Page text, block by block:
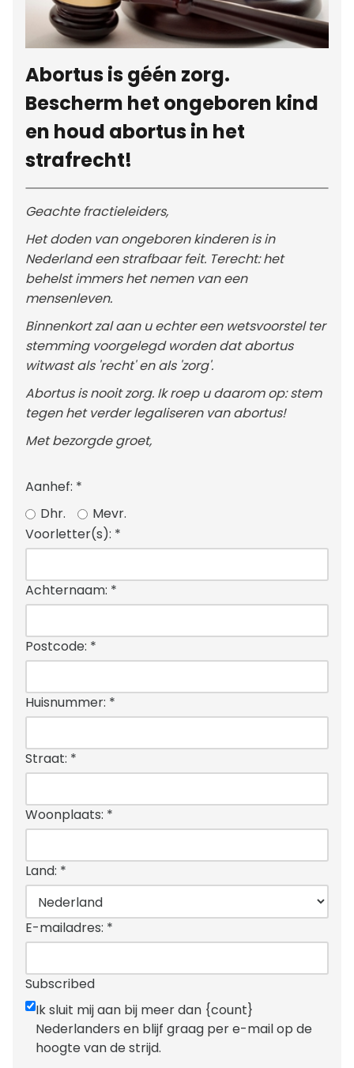
Abortus is géén zorg.
Bescherm het ongeboren kind
en houd abortus in het
strafrecht!
Geachte fractieleiders,
Het doden van ongeboren kinderen is in
Nederland een strafbaar feit. Terecht: het
behelst immers het nemen van een
mensenleven.
Binnenkort zal aan u echter een wetsvoorstel ter
stemming voorgelegd worden dat abortus
witwast als 'recht' en als 'zorg'.
Abortus is nooit zorg. Ik roep u daarom op: stem
tegen het verder legaliseren van abortus!
Met bezorgde groet,
Aanhef: *
Dhr.
Mevr.
Voorletter(s): *
Achternaam: *
Postcode: *
Huisnummer: *
Straat: *
Woonplaats: *
Land: *
E-mailadres: *
Subscribed
Ik sluit mij aan bij meer dan {count}
Nederlanders en blijf graag per e-mail op de
hoogte van de strijd.